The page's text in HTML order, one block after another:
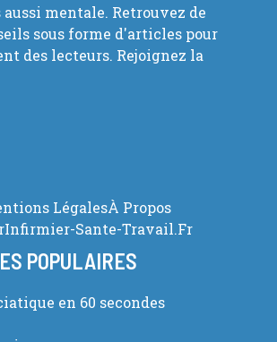
mentale. Retrouvez de
sous forme d'articles pour
des lecteurs. Rejoignez la
LégalesÀ Propos
Infirmier-Sante-Travail.fr
POPULAIRES
en 60 secondes